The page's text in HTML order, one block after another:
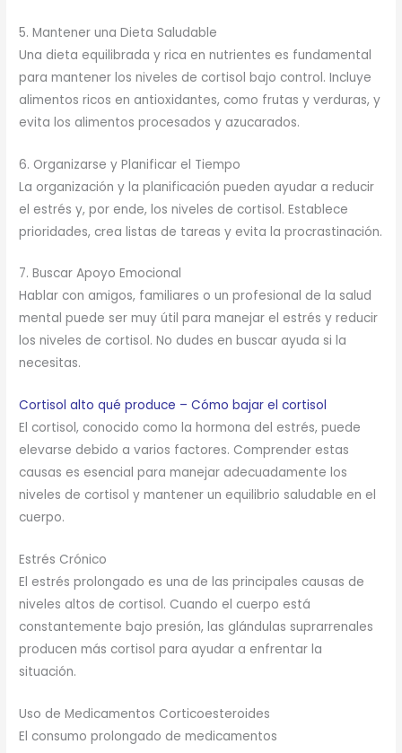
5. Mantener una Dieta Saludable
Una dieta equilibrada y rica en nutrientes es fundamental
para mantener los niveles de cortisol bajo control. Incluye
alimentos ricos en antioxidantes, como frutas y verduras, y
evita los alimentos procesados y azucarados.
6. Organizarse y Planificar el Tiempo
La organización y la planificación pueden ayudar a reducir
el estrés y, por ende, los niveles de cortisol. Establece
prioridades, crea listas de tareas y evita la procrastinación.
7. Buscar Apoyo Emocional
Hablar con amigos, familiares o un profesional de la salud
mental puede ser muy útil para manejar el estrés y reducir
los niveles de cortisol. No dudes en buscar ayuda si la
necesitas.
Cortisol alto qué produce – Cómo bajar el cortisol
El cortisol, conocido como la hormona del estrés, puede
elevarse debido a varios factores. Comprender estas
causas es esencial para manejar adecuadamente los
niveles de cortisol y mantener un equilibrio saludable en el
cuerpo.
Estrés Crónico
El estrés prolongado es una de las principales causas de
niveles altos de cortisol. Cuando el cuerpo está
constantemente bajo presión, las glándulas suprarrenales
producen más cortisol para ayudar a enfrentar la
situación.
Uso de Medicamentos Corticoesteroides
El consumo prolongado de medicamentos